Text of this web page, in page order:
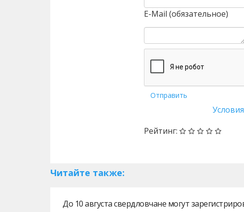
E-Mail (обязательное)
Отправить
Рейтинг:
Читайте также:
До 10 августа свердловчане могут